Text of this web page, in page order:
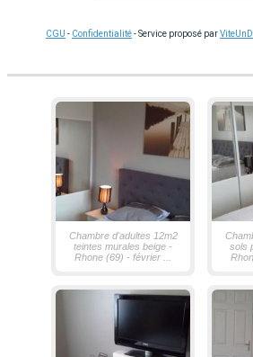
CGU - Confidentialité- Service proposé par
Chambre d'adultes 12m2
teintes murales beige -
Rhone (69) - février ...
sols